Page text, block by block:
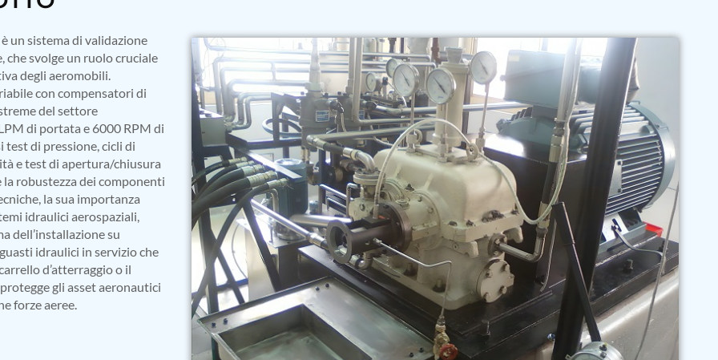
un sistema di validazione
svolge un ruolo cruciale
degli aeromobili.
con compensatori di
del settore
di portata e 6000 RPM di
test di pressione, cicli di
e test di apertura/chiusura
robustezza dei componenti
la sua importanza
idraulici aerospaziali,
dell’installazione su
idraulici in servizio che
d’atterraggio o il
gli asset aeronautici
forze aeree.